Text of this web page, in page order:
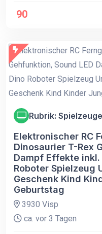
90
Rubrik:
Elektronischer RC
Dinosaurier T-Rex
Dampf Effekte
Roboter Spielzeug
Geschenk Kind
Geburtstag
3930 Visp
ca. vor 3 Tagen